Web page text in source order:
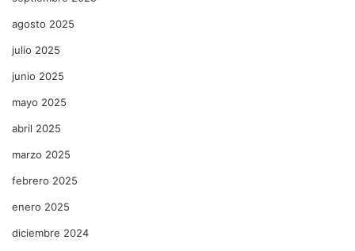
agosto 2025
julio 2025
junio 2025
mayo 2025
abril 2025
marzo 2025
febrero 2025
enero 2025
diciembre 2024